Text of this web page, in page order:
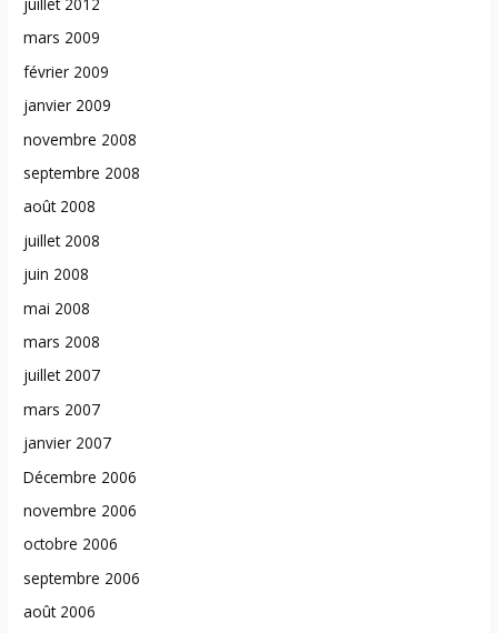
mars 2009
février 2009
janvier 2009
novembre 2008
septembre 2008
août 2008
juillet 2008
juin 2008
mai 2008
mars 2008
juillet 2007
mars 2007
janvier 2007
Décembre 2006
novembre 2006
octobre 2006
septembre 2006
août 2006